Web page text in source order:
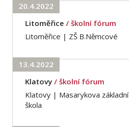
20.4.2022
Litoměřice / školní fórum
Litoměřice | ZŠ B.Němcové
13.4.2022
Klatovy / školní fórum
Klatovy | Masarykova základní
škola